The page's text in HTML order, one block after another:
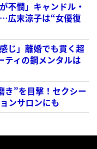
不憫」キャンドル・
広末涼子は“女優復
じ」離婚でも貫く超
ィの鋼メンタルは
”を目撃！セクシー
ンサロンにも